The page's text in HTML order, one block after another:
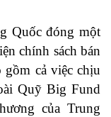
Quốc đóng một
chính sách bán
gồm cả việc chịu
Quỹ Big Fund
của Trung